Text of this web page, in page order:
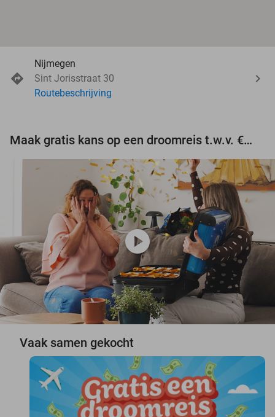
Nijmegen
Sint Jorisstraat 30
Routebeschrijving
Maak gratis kans op een droomreis t.w.v. €3.000!
play_circle
Vaak samen gekocht